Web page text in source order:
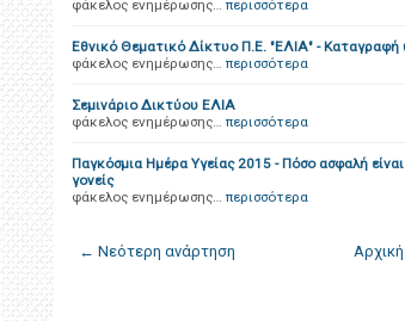
φάκελος ενημέρωσης… περισσότερα
Εθνικό Θεματικό Δίκτυο Π.Ε. "ΕΛΙΑ" - Καταγραφή
φάκελος ενημέρωσης… περισσότερα
Σεμινάριο Δικτύου ΕΛΙΑ
φάκελος ενημέρωσης… περισσότερα
Παγκόσμια Ημέρα Υγείας 2015 - Πόσο ασφαλή
γονείς
φάκελος ενημέρωσης… περισσότερα
← Νεότερη ανάρτηση